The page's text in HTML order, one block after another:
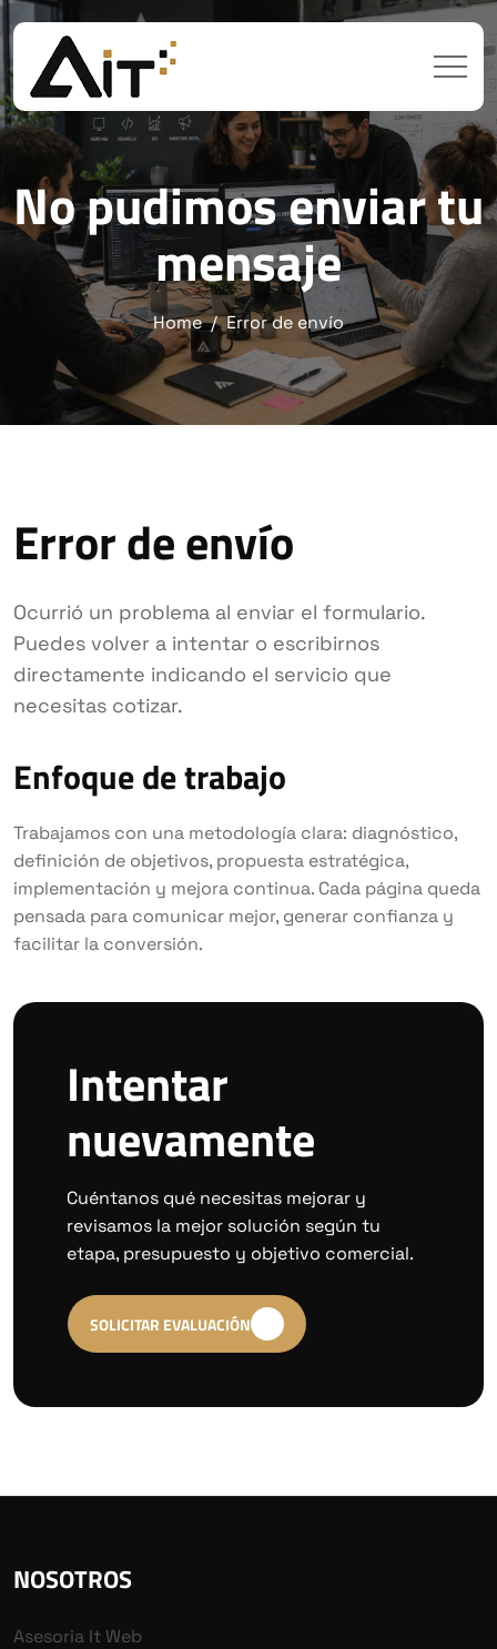
No pudimos enviar tu
mensaje
Home Error de envío
Error de envío
Ocurrió un problema al enviar el formulario.
Puedes volver a intentar o escribirnos
directamente indicando el servicio que
necesitas cotizar.
Enfoque de trabajo
Trabajamos con una metodología clara: diagnóstico,
definición de objetivos, propuesta estratégica,
implementación y mejora continua. Cada página queda
pensada para comunicar mejor, generar confianza y
facilitar la conversión.
Intentar
nuevamente
Cuéntanos qué necesitas mejorar y
revisamos la mejor solución según tu
etapa, presupuesto y objetivo comercial.
SOLICITAR EVALUACIÓN
NOSOTROS
Asesoria It Web